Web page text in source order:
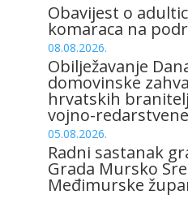
Obavijest o
komaraca na
08.08.2026.
Obilježavanje
domovinske
hrvatskih
vojno-
05.08.2026.
Radni sastanak
Grada Mursko
Međimurske